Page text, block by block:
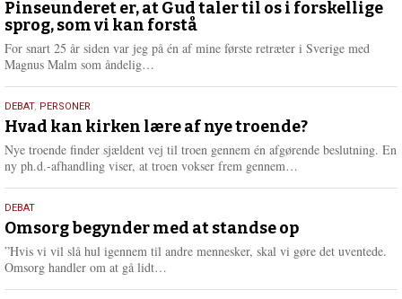
august
2026
Pinseunderet er, at Gud taler til os i forskellige
sprog, som vi kan forstå
For snart 25 år siden var jeg på én af mine første retræter i Sverige med
Magnus Malm som åndelig…
e
e
25.
juli
2026
DEBAT, PERSONER
Hvad kan kirken lære af nye troende?
Nye troende finder sjældent vej til troen gennem én afgørende beslutning. En
ny ph.d.-afhandling viser, at troen vokser frem gennem…
e
e
9.
juli
2026
DEBAT
Omsorg begynder med at standse op
”Hvis vi vil slå hul igennem til andre mennesker, skal vi gøre det uventede.
Omsorg handler om at gå lidt…